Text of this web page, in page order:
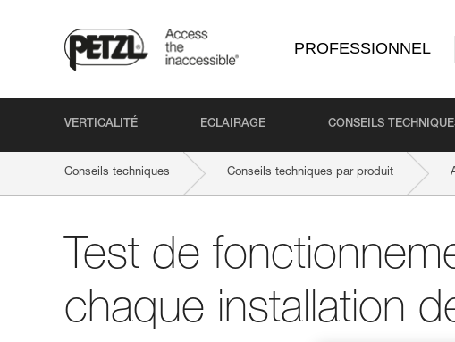
PROFESSIONNEL
VERTICALITÉ ECLAIRAGE CONSEILS
Conseils techniques Conseils techniques par produit
Test de
chaque installation